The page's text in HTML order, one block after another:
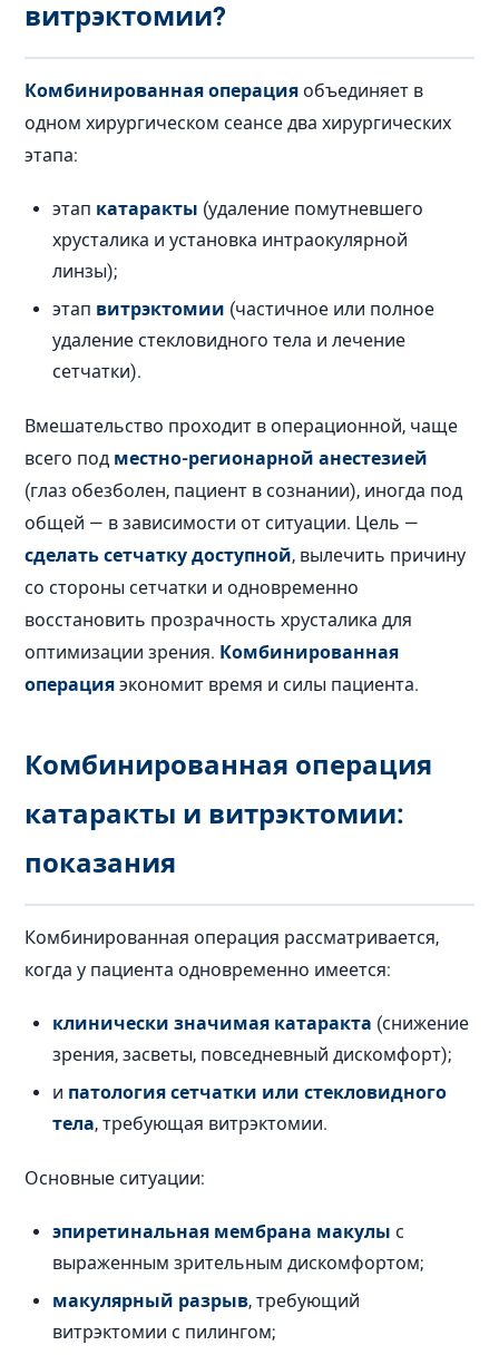
витрэктомии?
Комбинированная операция объединяет в
одном хирургическом сеансе два хирургических
этапа:
этап катаракты (удаление помутневшего
хрусталика и установка интраокулярной
линзы);
этап витрэктомии (частичное или полное
удаление стекловидного тела и лечение
сетчатки).
Вмешательство проходит в операционной, чаще
всего под местно-регионарной анестезией
(глаз обезболен, пациент в сознании), иногда под
общей — в зависимости от ситуации. Цель —
сделать сетчатку доступной, вылечить причину
со стороны сетчатки и одновременно
восстановить прозрачность хрусталика для
оптимизации зрения. Комбинированная
операция экономит время и силы пациента.
Комбинированная операция
катаракты и витрэктомии:
показания
Комбинированная операция рассматривается,
когда у пациента одновременно имеется:
клинически значимая катаракта (снижение
зрения, засветы, повседневный дискомфорт);
и патология сетчатки или стекловидного
тела, требующая витрэктомии.
Основные ситуации:
эпиретинальная мембрана макулы с
выраженным зрительным дискомфортом;
макулярный разрыв, требующий
витрэктомии с пилингом;